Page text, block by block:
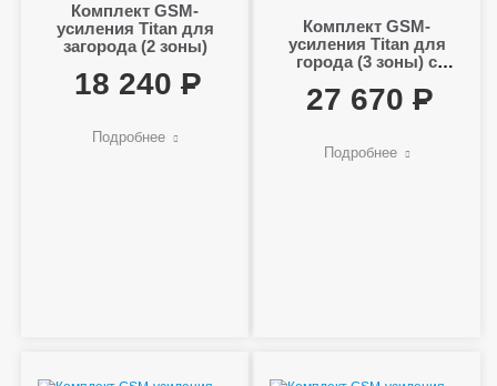
Комплект GSM-
усиления Titan для
загорода (2 зоны)
18 240
Подробнее
Комплект GSM-
усиления Titan для
города (3 зоны) с
27 670
Подробнее